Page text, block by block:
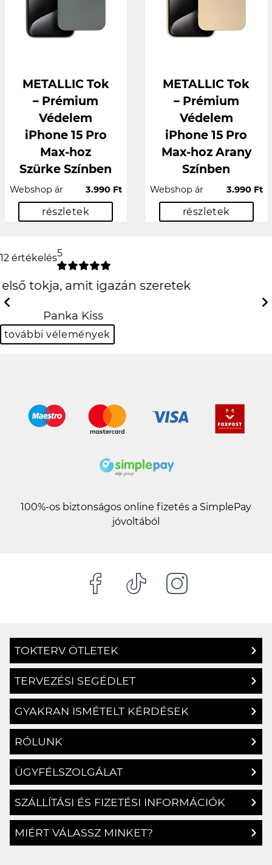
METALLIC Tok
– Prémium
Védelem
iPhone 15 Pro
Max-hoz
Szürke Színben
Webshop ár 3.990 Ft
részletek
METALLIC Tok
– Prémium
Védelem
iPhone 15 Pro
Max-hoz Arany
Színben
Webshop ár 3.990 Ft
részletek
12 értékelés5
Csak is az iPhone!
Hanna Fehér
Previous
további vélemények
100%-os biztonságos online fizetés a SimplePay
jóvoltából
TOKTERV ÖTLETEK
TERVEZÉSI SEGÉDLET
GYAKRAN ISMÉTELT KÉRDÉSEK
RÓLUNK
ÜGYFÉLSZOLGÁLAT
SZÁLLÍTÁSI ÉS FIZETÉSI INFORMÁCIÓK
MIÉRT VÁLASSZ MINKET?